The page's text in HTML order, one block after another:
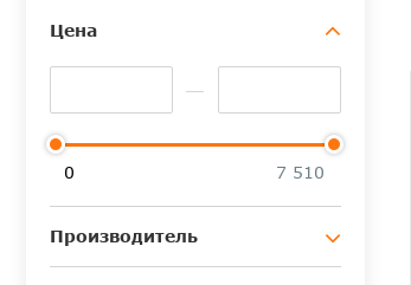
Цена
0 7 510
Производитель